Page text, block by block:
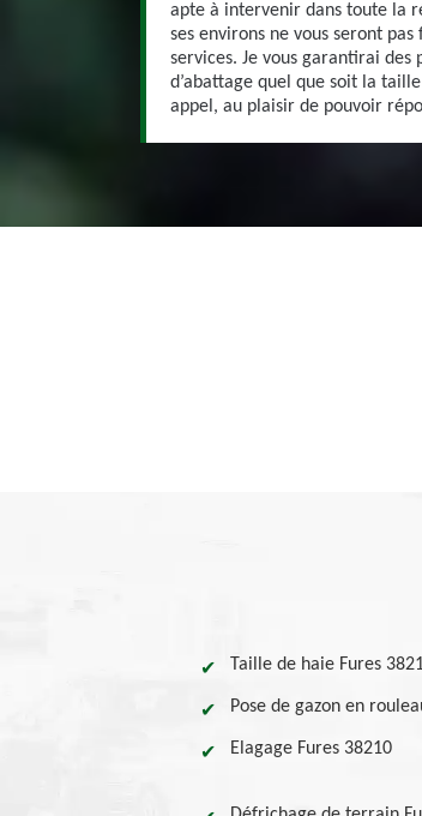
apte à intervenir dans toute la
ses environs ne vous seront
services. Je vous garantirai
d’abattage quel que soit la
appel, au plaisir de pouvoir
Taille de haie Fures
Pose de gazon en
Elagage Fures 38210